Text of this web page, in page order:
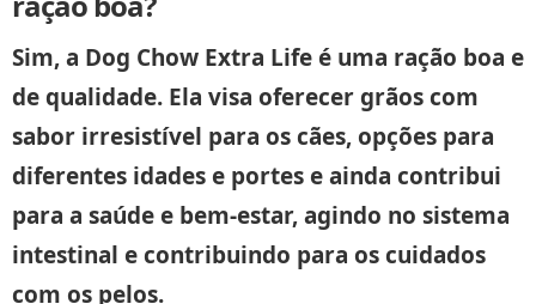
Sim, a Dog Chow Extra Lifeé uma ração boa e
de qualidade. Ela visa oferecer grãos com
sabor irresistível para os cães, opções para
diferentes idades e portes e ainda contribui
para a saúde e bem-estar, agindo no sistema
intestinal e contribuindo para os cuidados
com os pelos.